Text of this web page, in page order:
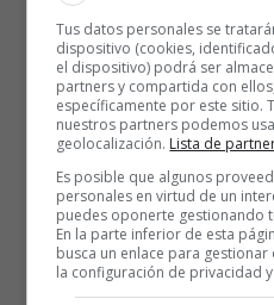
Estreno en
película
Dirección:Chris McKay
Tus datos personales se
dispositivo (cookies,
el dispositivo) podrá ser
partners y compartida con
específicamente por este sitio.
nuestros partners podemos
geolocalización. Lista de
Es posible que algunos
personales en virtud de un
puedes oponerte gestionando
En la parte inferior de esta
busca un enlace para
la configuración de privacidad